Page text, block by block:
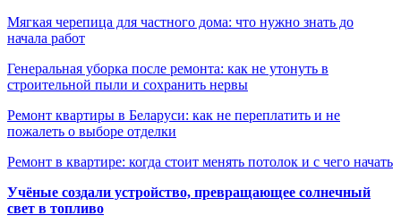
Мягкая черепица для частного дома: что нужно знать до
начала работ
Генеральная уборка после ремонта: как не утонуть в
строительной пыли и сохранить нервы
Ремонт квартиры в Беларуси: как не переплатить и не
пожалеть о выборе отделки
Ремонт в квартире: когда стоит менять потолок и с чего начать
Учёные создали устройство, превращающее солнечный
свет в топливо